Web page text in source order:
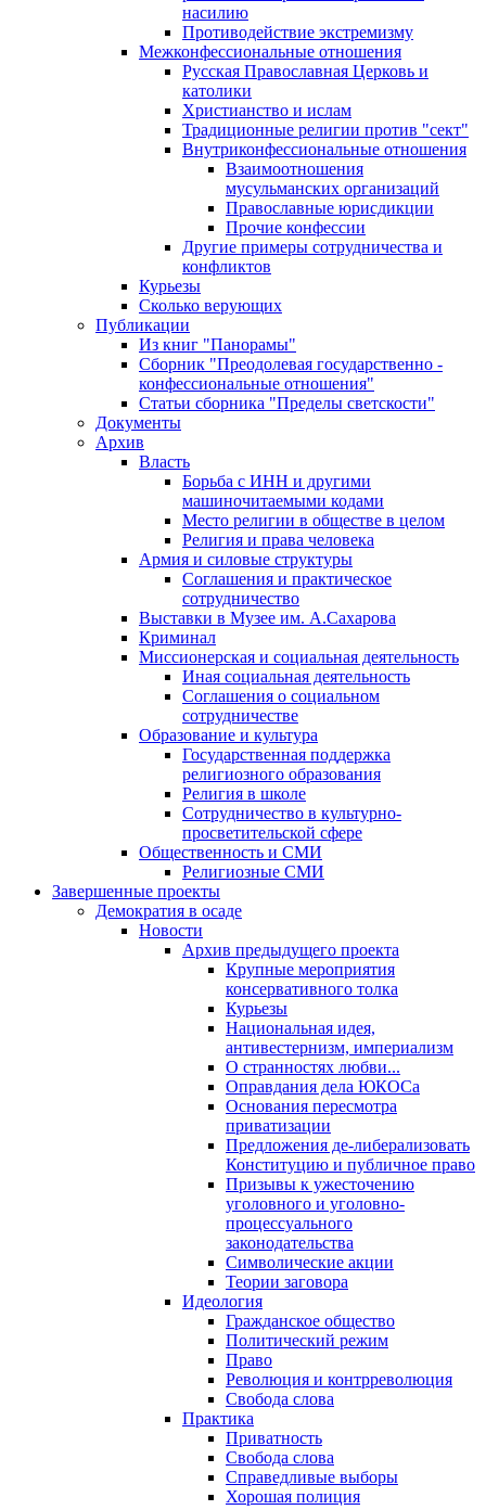
насилию
Противодействие экстремизму
Межконфессиональные отношения
Русская Православная Церковь и
католики
Христианство и ислам
Традиционные религии против "сект"
Внутриконфессиональные отношения
Взаимоотношения
мусульманских организаций
Православные юрисдикции
Прочие конфессии
Другие примеры сотрудничества и
конфликтов
Курьезы
Сколько верующих
Публикации
Из книг "Панорамы"
Сборник "Преодолевая государственно -
конфессиональные отношения"
Статьи сборника "Пределы светскости"
Документы
Архив
Власть
Борьба с ИНН и другими
машиночитаемыми кодами
Место религии в обществе в целом
Религия и права человека
Армия и силовые структуры
Соглашения и практическое
сотрудничество
Выставки в Музее им. А.Сахарова
Криминал
Миссионерская и социальная деятельность
Иная социальная деятельность
Соглашения о социальном
сотрудничестве
Образование и культура
Государственная поддержка
религиозного образования
Религия в школе
Сотрудничество в культурно-
просветительской сфере
Общественность и СМИ
Религиозные СМИ
Завершенные проекты
Демократия в осаде
Новости
Архив предыдущего проекта
Крупные мероприятия
консервативного толка
Курьезы
Национальная идея,
антивестернизм, империализм
О странностях любви...
Оправдания дела ЮКОСа
Основания пересмотра
приватизации
Предложения де-либерализовать
Конституцию и публичное право
Призывы к ужесточению
уголовного и уголовно-
процессуального
законодательства
Символические акции
Теории заговора
Идеология
Гражданское общество
Политический режим
Право
Революция и контрреволюция
Свобода слова
Практика
Приватность
Свобода слова
Справедливые выборы
Хорошая полиция